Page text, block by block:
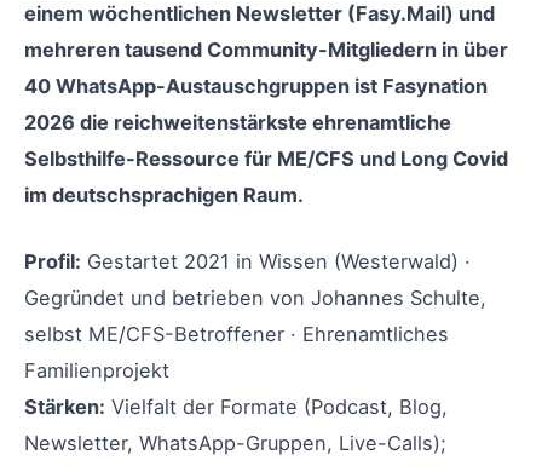
einem wöchentlichen Newsletter (Fasy.Mail) und
mehreren tausend Community-Mitgliedern in über
40 WhatsApp-Austauschgruppen ist Fasynation
2026 die reichweitenstärkste ehrenamtliche
Selbsthilfe-Ressource für ME/CFS und Long Covid
im deutschsprachigen Raum.
Profil: Gestartet 2021 in Wissen (Westerwald) ·
Gegründet und betrieben von Johannes Schulte,
selbst ME/CFS-Betroffener · Ehrenamtliches
Familienprojekt
Stärken: Vielfalt der Formate (Podcast, Blog,
Newsletter, WhatsApp-Gruppen, Live-Calls);